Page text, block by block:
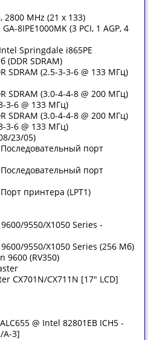
MHz (21 x 133)
8IPE1000MK (3 PCI, 1 AGP, 4
Springdale i865PE
SDRAM)
SDRAM (2.5-3-3-6 @ 133 МГц)
SDRAM (3.0-4-4-8 @ 200 МГц)
3-6 @ 133 МГц)
SDRAM (3.0-4-4-8 @ 200 МГц)
3-6 @ 133 МГц)
23/05)
порт
порт
принтера (LPT1)
9550/X1050 Series -
9550/X1050 Series (256 Мб)
9600 (RV350)
CX701N/CX711N [17" LCD]
@ Intel 82801EB ICH5 -
A-3]